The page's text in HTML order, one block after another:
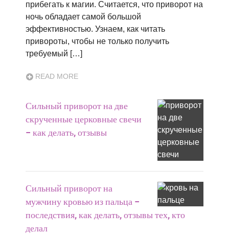
прибегать к магии. Считается, что приворот на
ночь обладает самой большой
эффективностью. Узнаем, как читать
привороты, чтобы не только получить
требуемый […]
READ MORE
Сильный приворот на две
скрученные церковные свечи
– как делать, отзывы
Сильный приворот на
мужчину кровью из пальца –
последствия, как делать, отзывы тех, кто
делал